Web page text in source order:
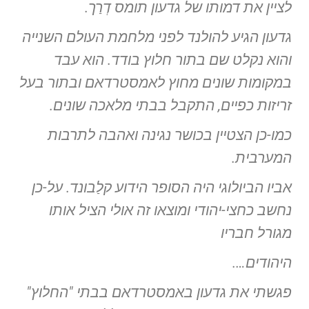
לציין את דמותו של גדעון תומס דְרַך.
גדעון הגיע להולנד לפני מלחמת העולם השנייה
והוא נקלט שם בתור חלוץ בודד. הוא עבד
במקומות שונים מחוץ לאמסטרדאם ובתור בעל
זריזות כפיים, התקבל בבתי מלאכה שונים.
כמו-כן הצטיין בכושר נגינה ואהבה לתרבות
המערבית.
אביו הביולוגי היה הסופר הידוע קלַבונד. על-כן
נחשב כחצי-יהודי ומוצאו זה אולי הציל אותו
מגורל חבריו
היהודים….
פגשתי את גדעון באמסטרדאם בבתי "החלוץ"